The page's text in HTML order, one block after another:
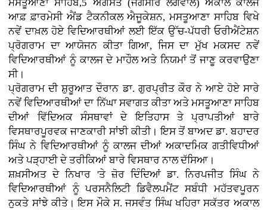
ਮਸਤੂਆਣਾ ਸਾਹਿਬ,5 ਅਗਸਤ (ਜਗਸੀਰ ਲੌਂਗੋਵਾਲ)ਅਕਾਲ ਕਾਲਜ
ਆਫ਼ ਫ਼ਾਰਮੇਸੀ ਐਂਡ ਟੈਕਨੀਕਲ ਐਜੂਕੇਸ਼ਨ, ਮਸਤੂਆਣਾ ਸਾਹਿਬ ਵਿਖੇ
ਨਵੇਂ ਦਾਖ਼ਲ ਹੋਏ ਵਿਦਿਆਰਥੀਆਂ ਲਈ ਇੱਕ ਉੱਚ-ਪੱਧਰੀ ਓਰੀਐਂਟੇਸ਼ਨ
ਪ੍ਰੋਗਰਾਮ ਦਾ ਆਯੋਜਨ ਕੀਤਾ ਗਿਆ, ਜਿਸ ਦਾ ਮੁੱਖ ਮਕਸਦ ਨਵੇਂ
ਵਿਦਿਆਰਥੀਆਂ ਨੂੰ ਕਾਲਜ ਦੇ ਮਾਹੌਲ ਅਤੇ ਨਿਯਮਾਂ ਤੋਂ ਜਾਣੂ ਕਰਵਾਉਣਾ
ਸੀ।
ਪ੍ਰੋਗਰਾਮ ਦੀ ਸ਼ੁਰੂਆਤ ਦੌਰਾਨ ਡਾ. ਗੁਰਪ੍ਰੀਤ ਕੌਰ ਨੇ ਆਏ ਹੋਏ ਸਾਰੇ
ਨਵੇਂ ਵਿਦਿਆਰਥੀਆਂ ਦਾ ਨਿੱਘਾ ਸਵਾਗਤ ਕੀਤਾ ਅਤੇ ਮਸਤੂਆਣਾ ਸਾਹਿਬ
ਦੀਆਂ ਵਿੱਦਿਅਕ ਸੰਸਥਾਵਾਂ ਦੇ ਇਤਿਹਾਸ ਤੇ ਪ੍ਰਾਪਤੀਆਂ ਬਾਰੇ
ਵਿਸਥਾਰਪੂਰਵਕ ਜਾਣਕਾਰੀ ਸਾਂਝੀ ਕੀਤੀ। ਇਸ ਤੋਂ ਬਾਅਦ ਡਾ. ਬਹਾਦਰ
ਸਿੰਘ ਨੇ ਵਿਦਿਆਰਥੀਆਂ ਨੂੰ ਕਾਲਜ ਦੀਆਂ ਅਕਾਦਮਿਕ ਗਤੀਵਿਧੀਆਂ
ਅਤੇ ਪੜ੍ਹਾਈ ਦੇ ਤਰੀਕਿਆਂ ਬਾਰੇ ਵਿਸਥਾਰ ਨਾਲ ਦੱਸਿਆ।
ਸ਼ਖ਼ਸੀਅਤ ਦੇ ਨਿਖਾਰ 'ਤੇ ਜ਼ੋਰ ਦਿੰਦਿਆਂ ਡਾ. ਨਿਰਪਜੀਤ ਸਿੰਘ ਨੇ
ਵਿਦਿਆਰਥੀਆਂ ਨੂੰ ਪਰਸਨੈਲਿਟੀ ਡਿਵੈਲਪਮੈਂਟ ਸਬੰਧੀ ਮਹੱਤਵਪੂਰਨ
ਨੁਕਤੇ ਸਾਂਝੇ ਕੀਤੇ। ਇਸ ਮੌਕੇ ਸ. ਜਸਵੰਤ ਸਿੰਘ ਖਹਿਰਾ ਸਕੱਤਰ ਅਕਾਲ